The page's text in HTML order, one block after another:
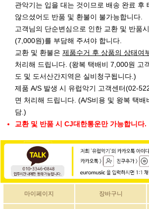
관악기는 입을 대는 것이므로 배송 완료 후
않으셨어도 반품 및 환불이 불가능합니다.
고객님의 단순변심으로 인한 교환 및 반품
(7,000원)를 부담해 주셔야 합니다.
교환 및 환불은 제품수거 후 상품의 상태여
처리해 드립니다. (왕복 택배비 7,000원 고
도 및 도서산간지역은 실비청구됩니다.)
제품 A/S 발생 시 유럽악기 고객센터(02-
면 처리해 드립니다. (A/S비용 및 왕복 택배
담.)
교환 및 반품 시 CJ대한통운만 가능합니다.
마이페이지 장바구니